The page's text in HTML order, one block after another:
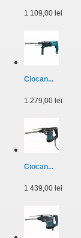
1 109,00 lei
Ciocan...
1 279,00 lei
Ciocan...
1 439,00 lei